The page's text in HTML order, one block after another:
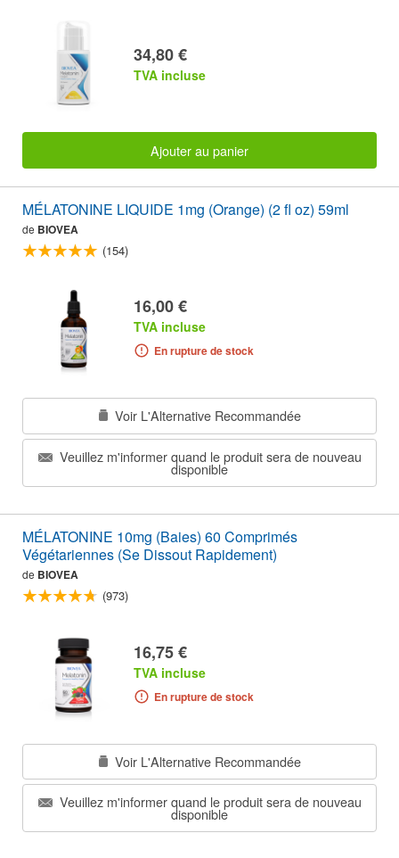
34,80 €
TVA incluse
Ajouter au panier
MÉLATONINE LIQUIDE 1mg (Orange) (2 fl oz) 59ml
de BIOVEA
(154)
16,00 €
TVA incluse
En rupture de stock
Voir L'Alternative Recommandée
Veuillez m'informer quand le produit sera de nouveau
disponible
MÉLATONINE 10mg (Baies) 60 Comprimés
Végétariennes (Se Dissout Rapidement)
de BIOVEA
(973)
16,75 €
TVA incluse
En rupture de stock
Voir L'Alternative Recommandée
Veuillez m'informer quand le produit sera de nouveau
disponible